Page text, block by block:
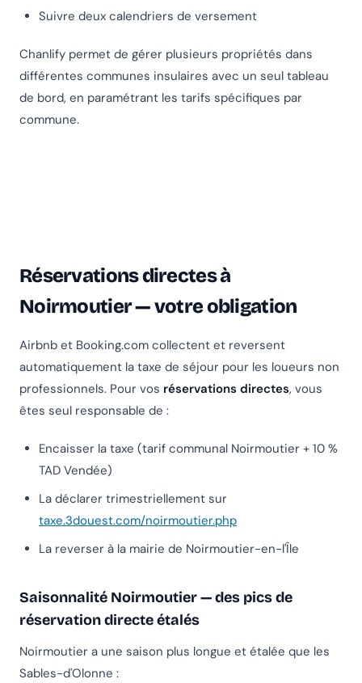
Suivre deux calendriers de versement
Chanlify permet de gérer plusieurs propriétés dans
différentes communes insulaires avec un seul tableau
de bord, en paramétrant les tarifs spécifiques par
commune.
Réservations directes à
Noirmoutier — votre obligation
Airbnb et Booking.com collectent et reversent
automatiquement la taxe de séjour pour les loueurs non
professionnels. Pour vos réservations directes, vous
êtes seul responsable de :
Encaisser la taxe (tarif communal Noirmoutier + 10 %
TAD Vendée)
La déclarer trimestriellement sur
taxe.3douest.com/noirmoutier.php
La reverser à la mairie de Noirmoutier-en-l'Île
Saisonnalité Noirmoutier — des pics de
réservation directe étalés
Noirmoutier a une saison plus longue et étalée que les
Sables-d'Olonne :